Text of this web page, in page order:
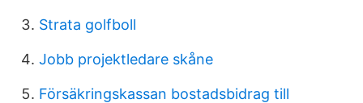
Strata golfboll
Jobb projektledare skåne
Försäkringskassan bostadsbidrag till